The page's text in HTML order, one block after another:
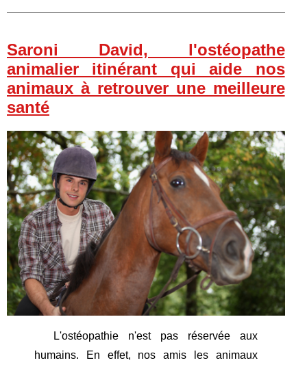
Saroni David, l'ostéopathe
animalier itinérant qui aide nos
animaux à retrouver une meilleure
santé
L'ostéopathie n'est pas réservée aux
humains. En effet, nos amis les animaux